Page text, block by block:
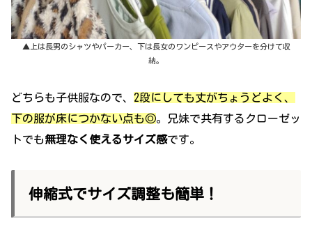
▲上は長男のシャツやパーカー、下は長女のワンピースやアウターを分けて収
納。
どちらも子供服なので、 2段にしても丈がちょうどよく、
下の服が床につかない点も◎。兄妹で共有するクローゼッ
トでも無理なく使えるサイズ感です。
伸縮式でサイズ調整も簡単！